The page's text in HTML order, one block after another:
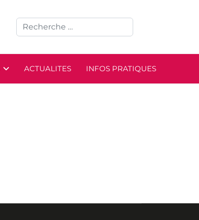
ACTUALITES INFOS PRATIQUES